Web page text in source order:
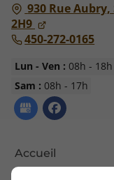
930 Rue Aubry,
2H9
450-272-0165
Lun - Ven : 08h - 18h
Sam : 08h - 17h
Accueil